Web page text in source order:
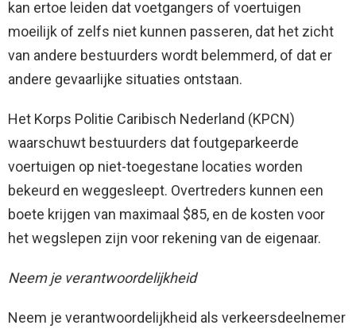
kan ertoe leiden dat voetgangers of voertuigen
moeilijk of zelfs niet kunnen passeren, dat het zicht
van andere bestuurders wordt belemmerd, of dat er
andere gevaarlijke situaties ontstaan.
Het Korps Politie Caribisch Nederland (KPCN)
waarschuwt bestuurders dat foutgeparkeerde
voertuigen op niet-toegestane locaties worden
bekeurd en weggesleept. Overtreders kunnen een
boete krijgen van maximaal $85, en de kosten voor
het wegslepen zijn voor rekening van de eigenaar.
Neem je verantwoordelijkheid
Neem je verantwoordelijkheid als verkeersdeelnemer